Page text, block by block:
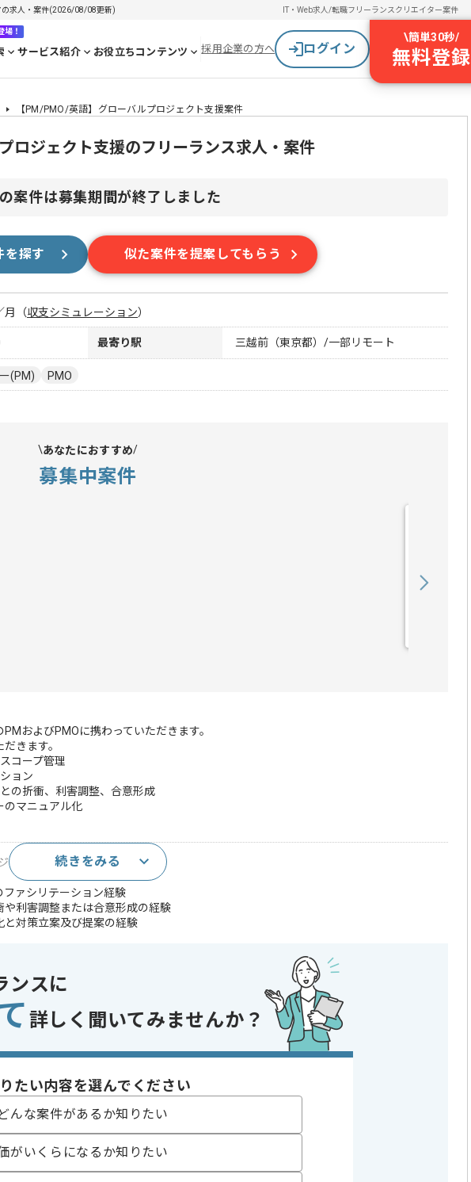
の求人・案件(2026/08/08更新) IT・Web求人/転職フリーランスクリエイター案件
場！
サービス紹介 お役立ちコンテンツ 採用企業の方へ ログイン
\簡単30秒/
無料登録
【PM/PMO/英語】グローバルプロジェクト支援案件
ロジェクト支援のフリーランス求人・案件
案件は募集期間が終了しました
を探す 似た案件を提案してもらう
月 （収支シミュレーション）
最寄り駅 三越前（東京都）/一部リモート
(PM) PMO
あなたにおすすめ
募集中案件
およびPMOに携わっていただきます。
きます。
コープ管理
ョン
の折衝、利害調整、合意形成
のマニュアル化
ネスレベル)
ファシリテーション経験
や利害調整または合意形成の経験
と対策立案及び提案の経験
祉
コントロール
あり , 20代活躍中 , 30代活躍中
。
続きをみる
ンスに
詳しく聞いてみませんか？
たい内容を選んでください
んな案件があるか知りたい
がいくらになるか知りたい